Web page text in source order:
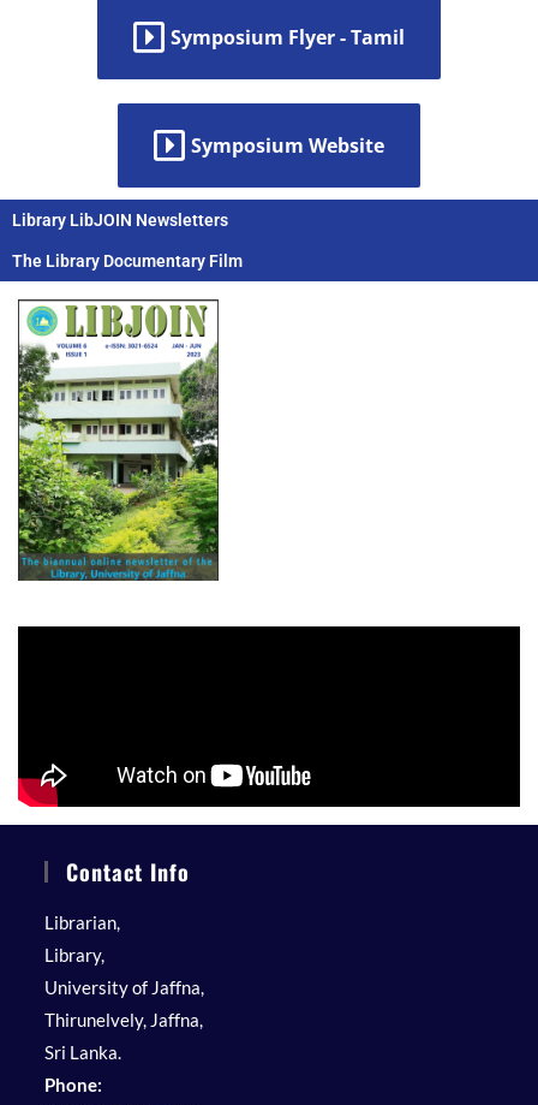
Symposium Flyer - Tamil
Symposium Website
Library LibJOIN Newsletters
The Library Documentary Film
Contact Info
Librarian,
Library,
University of Jaffna,
Thirunelvely, Jaffna,
Sri Lanka.
Phone: